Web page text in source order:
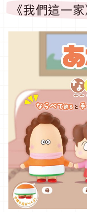
《我們這一